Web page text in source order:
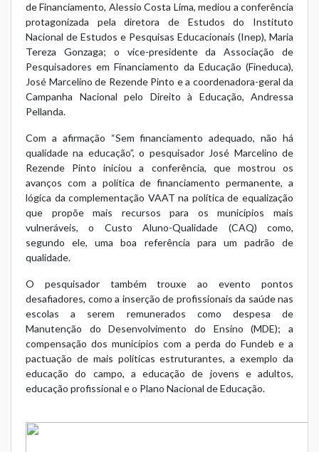
de Financiamento, Alessio Costa Lima, mediou a conferência
protagonizada pela diretora de Estudos do Instituto
Nacional de Estudos e Pesquisas Educacionais (Inep), Maria
Tereza Gonzaga; o vice-presidente da Associação de
Pesquisadores em Financiamento da Educação (Fineduca),
José Marcelino de Rezende Pinto e a coordenadora-geral da
Campanha Nacional pelo Direito à Educação, Andressa
Pellanda.
Com a afirmação “Sem financiamento adequado, não há
qualidade na educação”, o pesquisador José Marcelino de
Rezende Pinto iniciou a conferência, que mostrou os
avanços com a política de financiamento permanente, a
lógica da complementação VAAT na política de equalização
que propõe mais recursos para os municípios mais
vulneráveis, o Custo Aluno-Qualidade (CAQ) como,
segundo ele, uma boa referência para um padrão de
qualidade.
O pesquisador também trouxe ao evento pontos
desafiadores, como a inserção de profissionais da saúde nas
escolas a serem remunerados como despesa de
Manutenção do Desenvolvimento do Ensino (MDE); a
compensação dos municípios com a perda do Fundeb e a
pactuação de mais políticas estruturantes, a exemplo da
educação do campo, a educação de jovens e adultos,
educação profissional e o Plano Nacional de Educação.